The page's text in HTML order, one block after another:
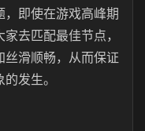
即使在游戏高峰期
去匹配最佳节点，
滑顺畅，从而保证
发生。